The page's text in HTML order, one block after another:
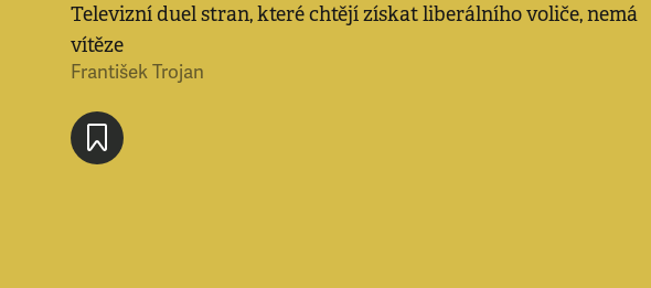
Televizní duel stran, které chtějí získat liberálního voliče, nemá
vítěze
František Trojan